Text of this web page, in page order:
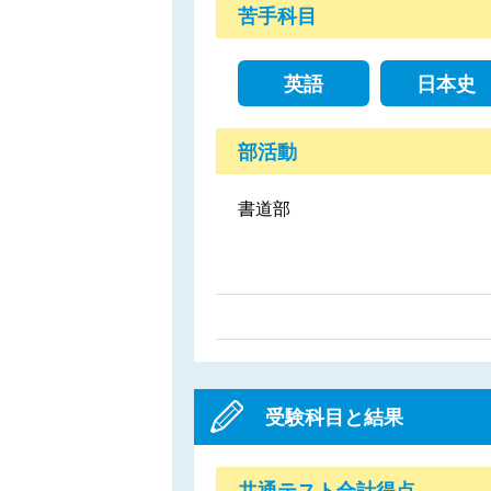
苦手科目
英語 日本史
部活動
書道部
受験科目と結果